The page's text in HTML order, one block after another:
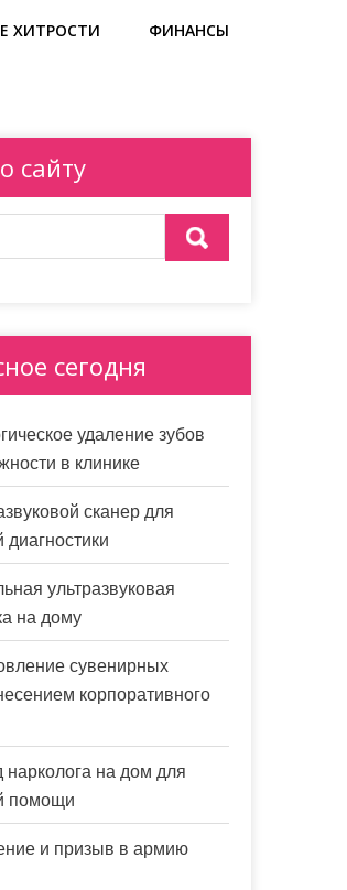
ХИТРОСТИ ФИНАНСЫ
сайту
сегодня
удаление зубов
в клинике
сканер для
диагностики
ультразвуковая
на дому
сувенирных
корпоративного
нарколога на дом для
помощи
и призыв в армию